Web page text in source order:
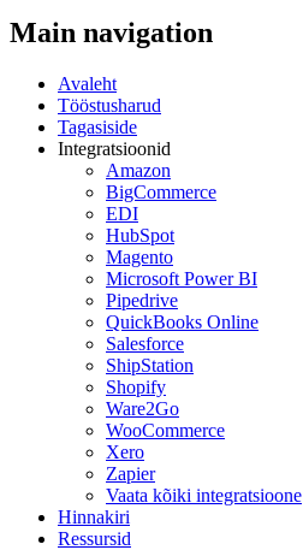
Main navigation
Avaleht
Tööstusharud
Tagasiside
Integratsioonid
Amazon
BigCommerce
EDI
HubSpot
Magento
Microsoft Power BI
Pipedrive
QuickBooks Online
Salesforce
ShipStation
Shopify
Ware2Go
WooCommerce
Xero
Zapier
Vaata kõiki integratsioone
Hinnakiri
Ressursid